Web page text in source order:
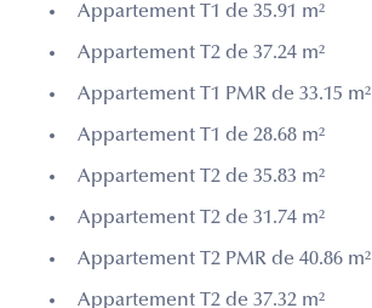
Appartement T1 de 35.91 m²
Appartement T2 de 37.24 m²
Appartement T1 PMR de 33.15 m²
Appartement T1 de 28.68 m²
Appartement T2 de 35.83 m²
Appartement T2 de 31.74 m²
Appartement T2 PMR de 40.86 m²
Appartement T2 de 37.32 m²